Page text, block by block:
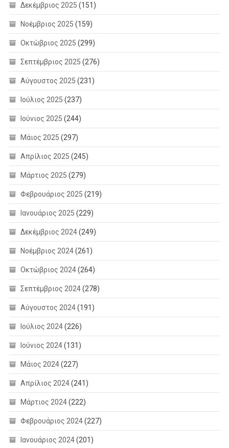
Δεκέμβριος 2025 (151)
Νοέμβριος 2025 (159)
Οκτώβριος 2025 (299)
Σεπτέμβριος 2025 (276)
Αύγουστος 2025 (231)
Ιούλιος 2025 (237)
Ιούνιος 2025 (244)
Μάιος 2025 (297)
Απρίλιος 2025 (245)
Μάρτιος 2025 (279)
Φεβρουάριος 2025 (219)
Ιανουάριος 2025 (229)
Δεκέμβριος 2024(249)
Νοέμβριος 2024(261)
Οκτώβριος 2024(264)
Σεπτέμβριος 2024(278)
Αύγουστος 2024(191)
Ιούλιος 2024(226)
Ιούνιος 2024(131)
Μάιος 2024(227)
Απρίλιος 2024(241)
Μάρτιος 2024(222)
Φεβρουάριος 2024(227)
Ιανουάριος 2024(201)